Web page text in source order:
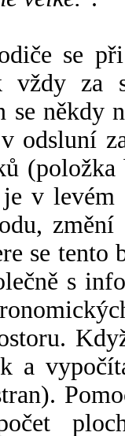
se
vždy za
se někdy
odsluní
v
se tento
s
a